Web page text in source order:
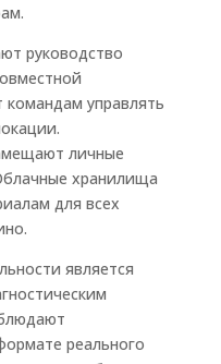
руководство
управлять
личные
хранилища
для всех
является
реального